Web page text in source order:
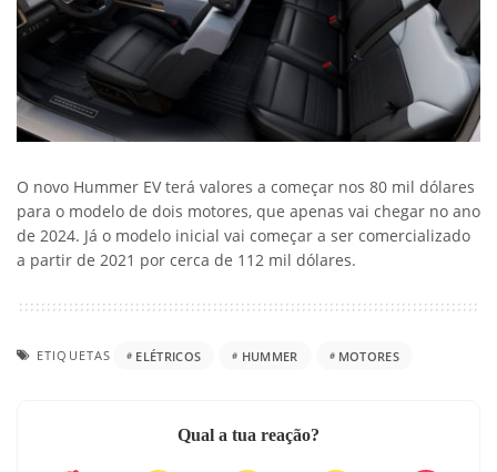
O novo Hummer EV terá valores a começar nos 80 mil dólares
para o modelo de dois motores, que apenas vai chegar no ano
de 2024. Já o modelo inicial vai começar a ser comercializado
a partir de 2021 por cerca de 112 mil dólares.
ETIQUETAS ELÉTRICOS HUMMER MOTORES
Qual a tua reação?